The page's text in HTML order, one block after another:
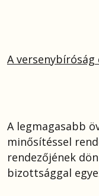
A versenybíróság
A legmagasabb
minősítéssel
rendezőjének
bizottsággal